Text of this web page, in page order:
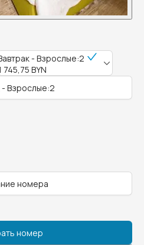
- Взрослые:2
745,75 BYN
- Взрослые:2
номера
номер